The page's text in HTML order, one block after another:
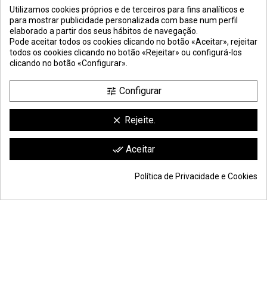
PAGAMENTO
SEGURA
clic aquí para mostrar el certificado.
Utilizamos cookies próprios e de terceiros para fins analíticos e
para mostrar publicidade personalizada com base num perfil
elaborado a partir dos seus hábitos de navegação.
Pode aceitar todos os cookies clicando no botão «Aceitar», rejeitar
todos os cookies clicando no botão «Rejeitar» ou configurá-los
clicando no botão «Configurar».
tune Configurar
clear Rejeite.
done_all Aceitar
Política de Privacidade e Cookies